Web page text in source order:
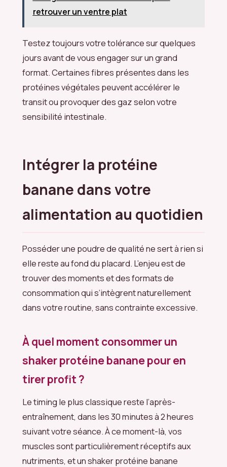
retrouver un ventre plat
Testez toujours votre tolérance sur quelques
jours avant de vous engager sur un grand
format. Certaines fibres présentes dans les
protéines végétales peuvent accélérer le
transit ou provoquer des gaz selon votre
sensibilité intestinale.
Intégrer la protéine
banane dans votre
alimentation au quotidien
Posséder une poudre de qualité ne sert à rien si
elle reste au fond du placard. L’enjeu est de
trouver des moments et des formats de
consommation qui s’intègrent naturellement
dans votre routine, sans contrainte excessive.
À quel moment consommer un
shaker protéine banane pour en
tirer profit ?
Le timing le plus classique reste l’après-
entraînement, dans les 30 minutes à 2 heures
suivant votre séance. À ce moment-là, vos
muscles sont particulièrement réceptifs aux
nutriments, et un shaker protéine banane